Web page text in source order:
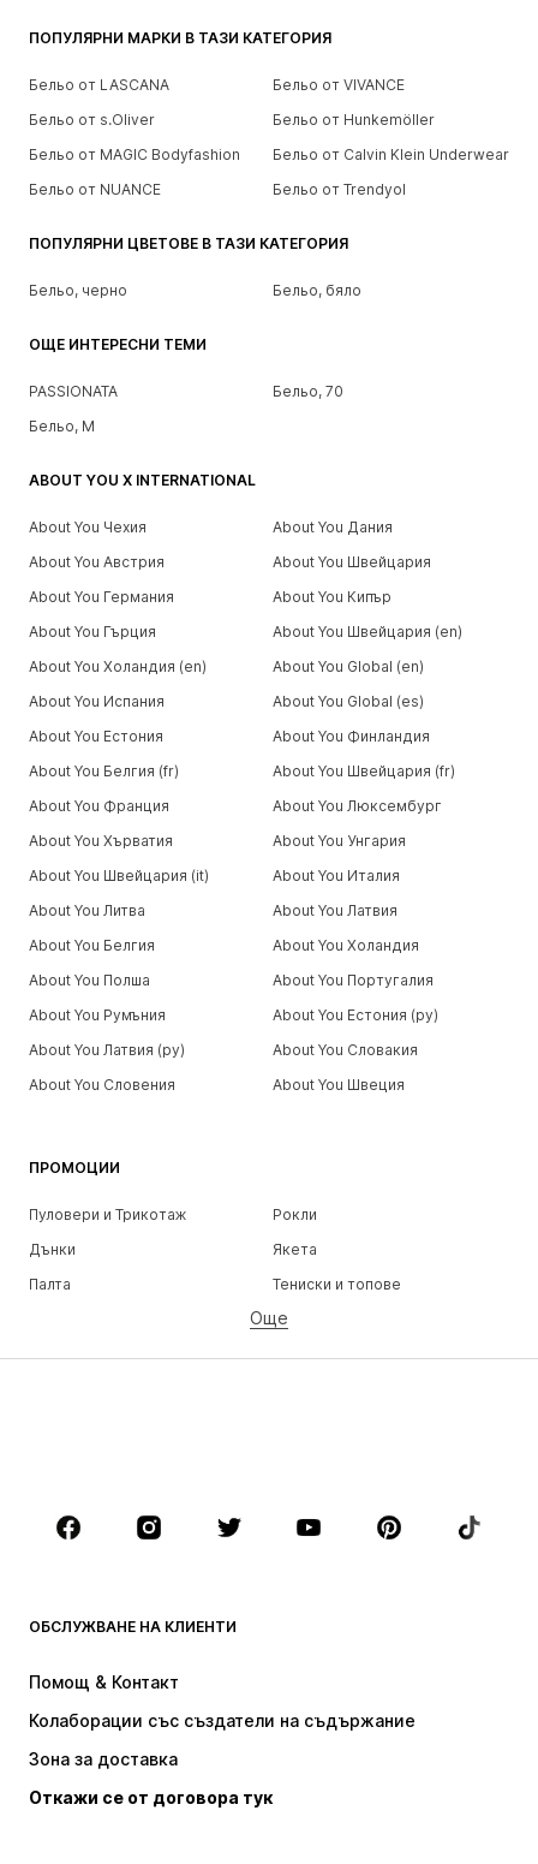
ПРОМОЦИИ
Пуловери и Трикотаж
Рокли
Дънки
Якета
Палта
Тениски и топове
Бельо
Поли
Блузи и туники
Аксесоари
Premium
НОВО
Пуловери и Трикотаж
Бельо
Палта
Поли
Още
ОБСЛУЖВАНЕ НА КЛИЕНТИ
Помощ & Контакт
Колаборации със създатели на съдържание
Зона за доставка
Откажи се от договора тук
ПОПУЛЯРНИ МАРКИ В ТАЗИ КАТЕГОРИЯ
Бельо от LASCANA
Бельо от VIVANCE
Бельо от s.Oliver
Бельо от Hunkemöller
Бельо от MAGIC Bodyfashion
Бельо от Calvin Klein Underwear
Бельо от NUANCE
Бельо от Trendyol
ПОПУЛЯРНИ ЦВЕТОВЕ В ТАЗИ КАТЕГОРИЯ
Бельо, черно Бельо, бяло
ОЩЕ ИНТЕРЕСНИ ТЕМИ
PASSIONATA
Бельо, 70
Бельо, M
ABOUT YOU X INTERNATIONAL
About You Чехия
About You Дания
About You Австрия
About You Швейцария
About You Германия
About You Кипър
About You Гърция
About You Швейцария (en)
About You Холандия (en)
About You Global (en)
About You Испания
About You Global (es)
About You Естония
About You Финландия
About You Белгия (fr)
About You Швейцария (fr)
About You Франция
About You Люксембург
About You Хърватия
About You Унгария
About You Швейцария (it)
About You Италия
About You Литва
About You Латвия
About You Белгия
About You Холандия
About You Полша
About You Португалия
About You Румъния
About You Естония (ру)
About You Латвия (ру)
About You Словакия
About You Словения
About You Швеция